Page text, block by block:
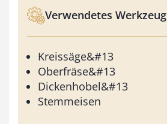
Verwendetes Werkzeug
Kreissäge&#13
Oberfräse&#13
Dickenhobel&#13
Stemmeisen